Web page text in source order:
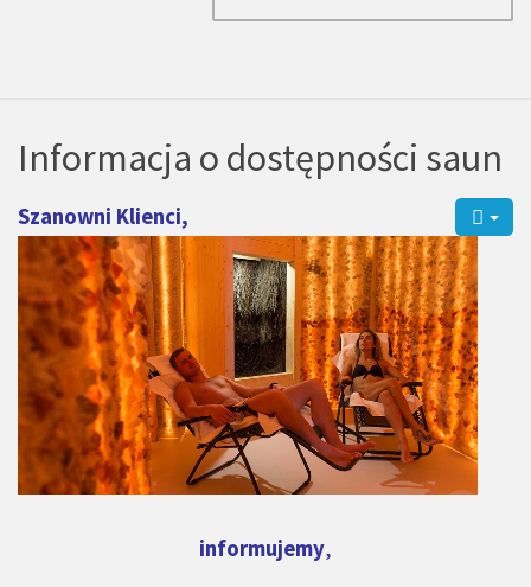
Informacja o dostępności saun
Szanowni Klienci,
informujemy,